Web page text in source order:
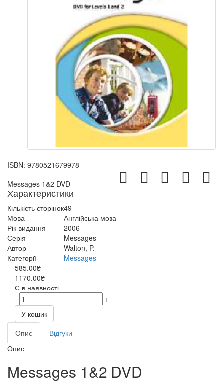
ISBN: 9780521679978
Messages 1&2 DVD
Характеристики
Кількість сторінок49
Мова
Англійська мова
Рік видання
2006
Серія
Messages
Автор
Walton, P.
Категорії
Messages
585.00₴
1170.00₴
Є в наявності
-
+
У кошик
Опис
Відгуки
Опис
Messages 1&2 DVD